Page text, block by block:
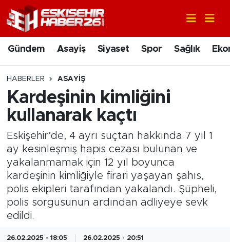
Gündem Asayiş Siyaset Spor Sağlık
HABERLER ASAYIŞ
Kardeşinin kimliğini
kullanarak kaçtı
Eskişehir’de, 4 ayrı suçtan hakkında 7 yıl 1
ay kesinleşmiş hapis cezası bulunan ve
yakalanmamak için 12 yıl boyunca
kardeşinin kimliğiyle firari yaşayan şahıs,
polis ekipleri tarafından yakalandı. Şüpheli,
polis sorgusunun ardından adliyeye sevk
edildi.
26.02.2025 - 18:05 26.02.2025 - 20:51
Gündem
Asayiş
Siyaset
Spor
Sağlık
Ekonomi
Eğitim
Sanat
Nöbetçi Eczaneler
Hava Durumu
Trafik Durumu
Süper Lig Puan Durumu ve Fikstür
Tüm Manşetler
Son Dakika Haberleri
Haber Arşivi